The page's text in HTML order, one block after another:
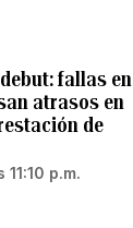
fallas en
atrasos en
de
p.m.